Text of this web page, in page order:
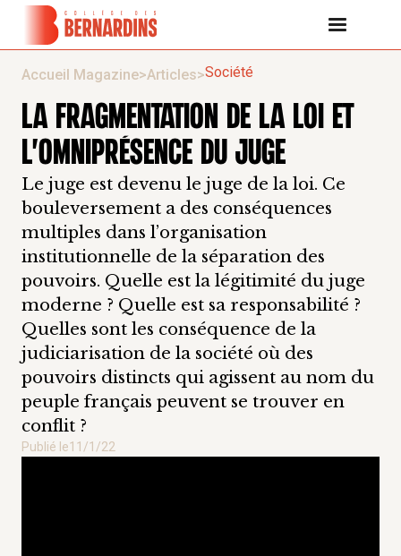
Accueil Magazine>Articles>Société
LA FRAGMENTATION DE LA LOI ET
L'OMNIPRÉSENCE DU JUGE
Le juge est devenu le juge de la loi. Ce
bouleversement a des conséquences
multiples dans l’organisation
institutionnelle de la séparation des
pouvoirs. Quelle est la légitimité du juge
moderne ? Quelle est sa responsabilité ?
Quelles sont les conséquence de la
judiciarisation de la société où des
pouvoirs distincts qui agissent au nom du
peuple français peuvent se trouver en
conflit ?
Publié le11/1/22